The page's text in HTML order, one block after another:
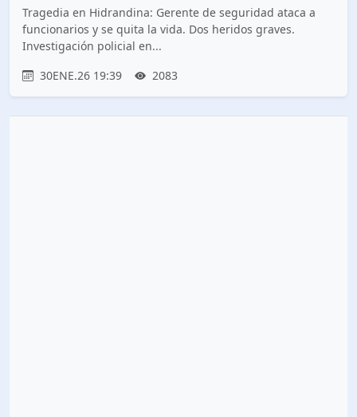
Tragedia en Hidrandina: Gerente de seguridad ataca a
funcionarios y se quita la vida. Dos heridos graves.
Investigación policial en...
30ENE.26 19:39
2083